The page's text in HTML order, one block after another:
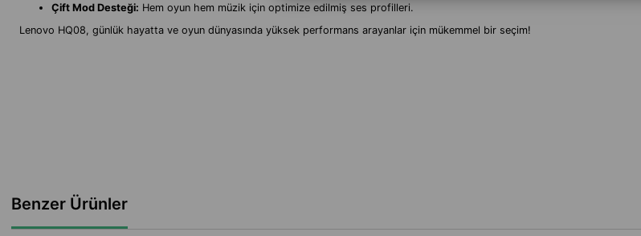
Çift Mod Desteği: Hem oyun hem müzik için optimize edilmiş ses profilleri.
Lenovo HQ08, günlük hayatta ve oyun dünyasında yüksek performans arayanlar için mükemmel bir seçim!
Benzer Ürünler